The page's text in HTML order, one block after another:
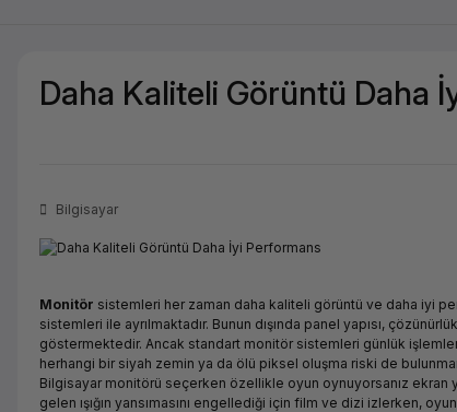
Daha Kaliteli Görüntü Daha
Bilgisayar
Monitör sistemleri her zaman daha kaliteli görüntü ve daha iyi
sistemleri ile ayrılmaktadır. Bunun dışında panel yapısı,
göstermektedir. Ancak standart monitör sistemleri günlük
herhangi bir siyah zemin ya da ölü piksel oluşma riski de
Bilgisayar monitörü seçerken özellikle oyun oynuyorsanız ekran
gelen ışığın yansımasını engellediği için film ve dizi izlerken,